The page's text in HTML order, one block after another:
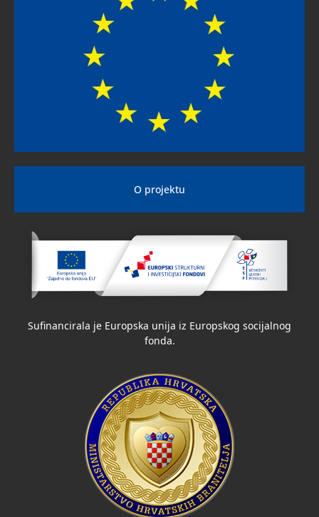
O projektu
Sufinancirala je Europska unija iz Europskog socijalnog
fonda.